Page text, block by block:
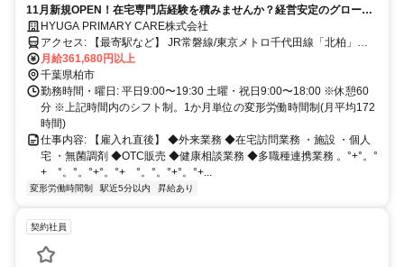
11月新規OPEN！在宅専門店経験を積みませんか？経営安定のグロース
市場上場企業求人です
HYUGA PRIMARY CARE株式会社
アクセス: 【最寄駅など】 JR常磐線/東京メトロ千代田線「北柏」
駅 徒歩1分 マイカー通勤要相談
月給361,680円以上
千葉県柏市
勤務時間・曜日: 平日9:00〜19:30 土曜・祝日9:00〜18:00 ※休憩60
分 ※上記時間内のシフト制。1か月単位の変形労働時間制(月平均172
時間)
仕事内容: 【雇入れ直後】 ◆外来業務 ◆在宅訪問業務 ・施設 ・個人
宅 ・無菌調剤 ◆OTC販売 ◆健康相談業務 ◆多職種連携業務 。°+°。°
+ °。°。°+°。°+ °。°。°+°。°+...
変形労働時間制 駅近5分以内 昇給あり
契約社員